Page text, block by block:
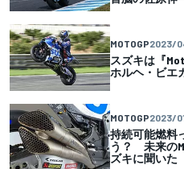
MOTOGP2023/
スズキは『
ホルヘ・ビエ
MOTOGP2023/
持続可能燃料
う？ 未来の
ズキに聞いた